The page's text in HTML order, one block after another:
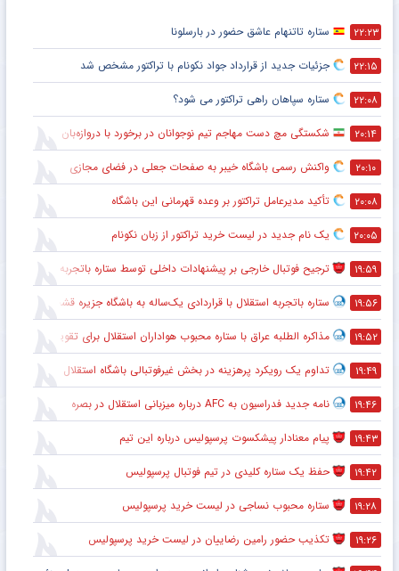
۲۲:۲۳ ستاره تاتنهام عاشق حضور در بارسلونا
۲۲:۱۵ جزئیات جدید از قرارداد جواد نکونام با تراکتور مشخص شد
۲۲:۰۸ ستاره سپاهان راهی تراکتور می شود؟
۲۰:۱۴ شکستگی مچ دست مهاجم تیم نوجوانان در برخورد با دروازه‌بان
۲۰:۱۰ واکنش رسمی باشگاه خیبر به صفحات جعلی در فضای مجازی
۲۰:۰۸ تأکید مدیرعامل تراکتور بر وعده قهرمانی این باشگاه
۲۰:۰۵ یک نام جدید در لیست خرید تراکتور از زبان نکونام
۱۹:۵۹ ترجیح فوتبال خارجی بر پیشنهادات داخلی توسط ستاره باتجربه
۱۹:۵۶ ستاره باتجربه استقلال با قراردادی یک‌ساله به باشگاه جزیره قشم پیوست
۱۹:۵۲ مذاکره الطلبه عراق با ستاره محبوب هواداران استقلال برای تقویت خط دفاعی
۱۹:۴۹ تداوم یک رویکرد پرهزینه در بخش غیرفوتبالی باشگاه استقلال
۱۹:۴۶ نامه جدید فدراسیون به AFC درباره میزبانی استقلال در بصره
۱۹:۴۳ پیام معنادار پیشکسوت پرسپولیس درباره این تیم
۱۹:۴۲ حفظ یک ستاره کلیدی در تیم فوتبال پرسپولیس
۱۹:۲۸ ستاره محبوب نساجی در لیست خرید پرسپولیس
۱۹:۲۶ تکذیب حضور رامین رضاییان در لیست خرید پرسپولیس